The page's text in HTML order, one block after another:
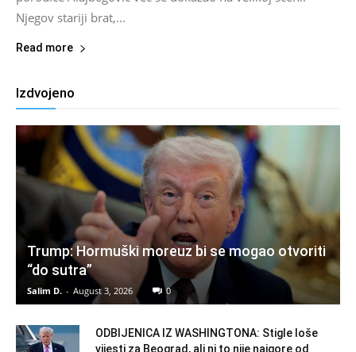
Njegov stariji brat,...
Read more
Izdvojeno
Trump: Hormuški moreuz bi se mogao otvoriti
“do sutra”
Salim D. - August 3, 2026 0
ODBIJENICA IZ WASHINGTONA: Stigle loše
vijesti za Beograd, ali ni to nije najgore od